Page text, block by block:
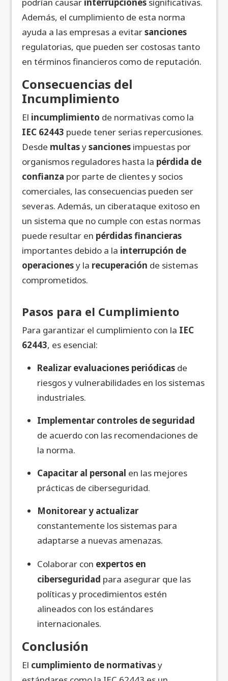
Además, el cumplimiento de esta norma
ayuda a las empresas a evitarsanciones
regulatorias, que pueden ser costosas tanto
en términos financieros como de reputación.
Consecuencias del
Incumplimiento
El incumplimiento de normativas como la
IEC 62443 puede tener serias repercusiones.
Desde multasysanciones impuestas por
organismos reguladores hasta la pérdida de
confianza por parte de clientes y socios
comerciales, las consecuencias pueden ser
severas. Además, un ciberataque exitoso en
un sistema que no cumple con estas normas
puede resultar en pérdidas financieras
importantes debido a la interrupción de
operacionesy la recuperación de sistemas
comprometidos.
Pasos para el Cumplimiento
Para garantizar el cumplimiento con la IEC
62443, es esencial:
Realizar evaluaciones periódicas de
riesgos y vulnerabilidades en los sistemas
industriales.
Implementar controles de seguridad
de acuerdo con las recomendaciones de
la norma.
Capacitar al personal en las mejores
prácticas de ciberseguridad.
Monitorear y actualizar
constantemente los sistemas para
adaptarse a nuevas amenazas.
Colaborar con expertos en
ciberseguridad para asegurar que las
políticas y procedimientos estén
alineados con los estándares
internacionales.
Conclusión
El cumplimiento de normativasy